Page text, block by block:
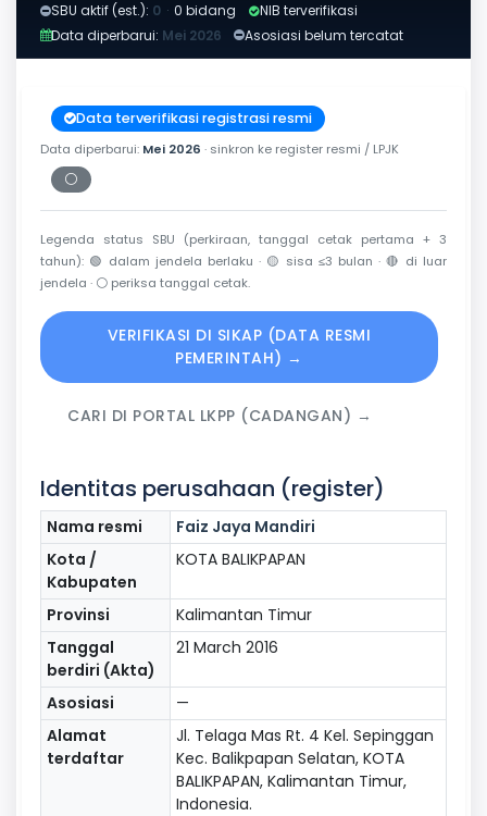
SBU aktif (est.): 0 · 0 bidang
NIB terverifikasi
Data diperbarui: Mei 2026 Asosiasi belum tercatat
Data terverifikasi registrasi resmi
Data diperbarui: Mei 2026 · sinkron ke register resmi / LPJK
⚪
Periksa tanggal cetak
Legenda status SBU (perkiraan, tanggal cetak pertama + 3
tahun): 🟢 dalam jendela berlaku · 🟡 sisa ≤3 bulan · 🔴 di luar
jendela · ⚪ periksa tanggal cetak.
VERIFIKASI DI SIKAP (DATA RESMI
PEMERINTAH) →
CARI DI PORTAL LKPP (CADANGAN) →
Identitas perusahaan (register)
Nama resmi
Faiz Jaya Mandiri
Kota /
Kabupaten
KOTA BALIKPAPAN
Provinsi
Kalimantan Timur
Tanggal
berdiri (Akta)
21 March 2016
Asosiasi
—
Alamat
terdaftar
Jl. Telaga Mas Rt. 4 Kel. Sepinggan
Kec. Balikpapan Selatan, KOTA
BALIKPAPAN, Kalimantan Timur,
Indonesia.